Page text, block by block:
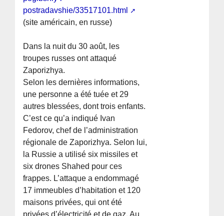
postradavshie/33517101.html
(site américain, en russe)
Dans la nuit du 30 août, les
troupes russes ont attaqué
Zaporizhya.
Selon les dernières informations,
une personne a été tuée et 29
autres blessées, dont trois enfants.
C’est ce qu’a indiqué Ivan
Fedorov, chef de l’administration
régionale de Zaporizhya. Selon lui,
la Russie a utilisé six missiles et
six drones Shahed pour ces
frappes. L’attaque a endommagé
17 immeubles d’habitation et 120
maisons privées, qui ont été